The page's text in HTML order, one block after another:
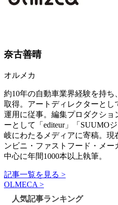
奈古善晴
オルメカ
約10年の自動車業界経験を持
取得。アートディレクターと
運用に従事。編集プロダクショ
ーとして「editeur」「SUUMO
岐にわたるメディアに寄稿。現
ンビニ・ファストフード・メ
中心に年間1000本以上執筆。
記事一覧を見る >
OLMECA >
人気記事ランキング